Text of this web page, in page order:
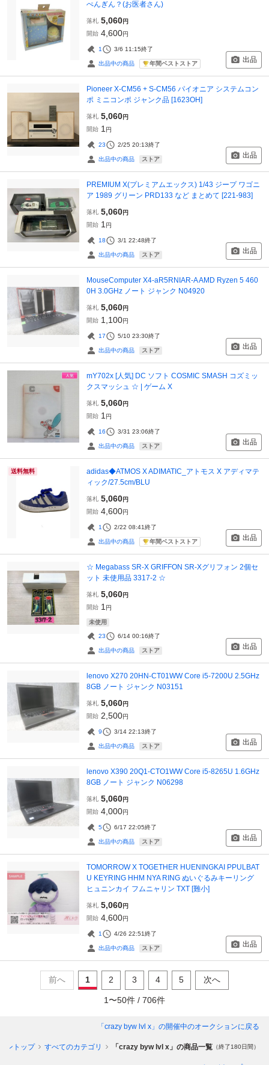
ぺんぎん？(お医者さん)
落札 5,060円
開始 4,600円
1 3/6 11:15終了
出品中の商品 年間ベストストア 出品
Pioneer X-CM56 + S-CM56 パイオニア システムコン
ポ ミニコンポ ジャンク品 [1623OH]
落札 5,060円
開始 1 円
23 2/25 20:13終了
出品中の商品 ストア 出品
PREMIUM X(プレミアムエックス) 1/43 ジープ ワゴニ
ア 1989 グリーン PRD133 など まとめて [221-983]
落札 5,060円
開始 1 円
18 3/1 22:48終了
出品中の商品 ストア 出品
MouseComputer X4-aR5RNIAR-A AMD Ryzen 5 460
0H 3.0GHz ノート ジャンク N04920
落札 5,060円
開始 1,100円
17 5/10 23:30終了
出品中の商品 ストア 出品
mY702x [人気] DC ソフト COSMIC SMASH コズミッ
クスマッシュ ☆ | ゲーム X
落札 5,060円
開始 1 円
16 3/31 23:06終了
出品中の商品 ストア 出品
送料無料
adidas◆ATMOS X ADIMATIC_アトモス X アディマテ
ィック/27.5cm/BLU
落札 5,060円
開始 4,600円
1 2/22 08:41終了
出品中の商品 年間ベストストア 出品
☆ Megabass SR-X GRIFFON SR-Xグリフォン 2個セ
ット 未使用品 3317-2 ☆
落札 5,060円
開始 1 円
未使用
23 6/14 00:16終了
出品中の商品 ストア 出品
lenovo X270 20HN-CT01WW Core i5-7200U 2.5GHz
8GB ノート ジャンク N03151
落札 5,060円
開始 2,500円
9 3/14 22:13終了
出品中の商品 ストア 出品
lenovo X390 20Q1-CTO1WW Core i5-8265U 1.6GHz
8GB ノート ジャンク N06298
落札 5,060円
開始 4,000円
5 6/17 22:05終了
出品中の商品 ストア 出品
TOMORROW X TOGETHER HUENINGKAI PPULBAT
U KEYRING HHM NYA RING ぬいぐるみキーリング
ヒュニンカイ フムニャリン TXT [難小]
落札 5,060円
開始 4,600円
1 4/26 22:51終了
出品中の商品 ストア 出品
前へ 1 2 3 4 5 次へ
1 〜50件 / 706件
「crazy byw lvl x」 の開催中のオークションに戻る
ントップ すべてのカテゴリ 「crazy byw lvl x」の商品一覧 （終了180日間）